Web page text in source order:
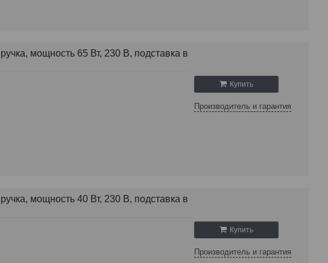
Купить
Производитель и гарантия
мощность 65 Вт, 230 В, подставка в
Купить
Производитель и гарантия
мощность 40 Вт, 230 В, подставка в